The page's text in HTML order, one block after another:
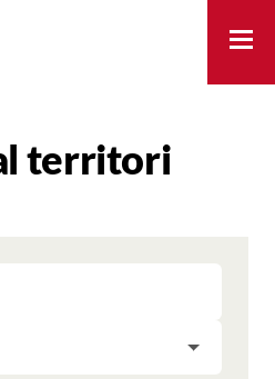
territori